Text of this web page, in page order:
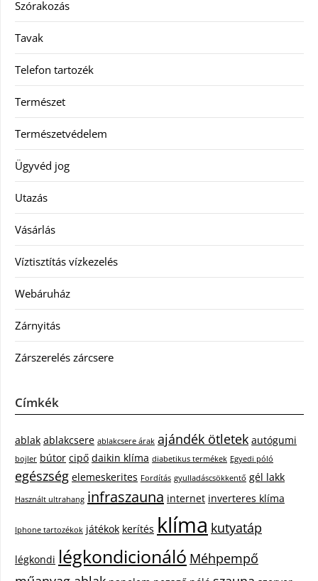
Szórakozás
Tavak
Telefon tartozék
Természet
Természetvédelem
Ügyvéd jog
Utazás
Vásárlás
Víztisztítás vízkezelés
Webáruház
Zárnyitás
Zárszerelés zárcsere
Címkék
ablak ablakcsere ablakcsere árak ajándék ötletek autógumi
bojler bútor cipő daikin klíma diabetikus termékek Egyedi póló
egészség elemeskerites Fordítás gyulladáscsökkentő gél lakk
Használt ultrahang infraszauna internet inverteres klíma
Iphone tartozékok játékok kerítés klíma kutyatáp
légkondi légkondicionáló Méhpempő